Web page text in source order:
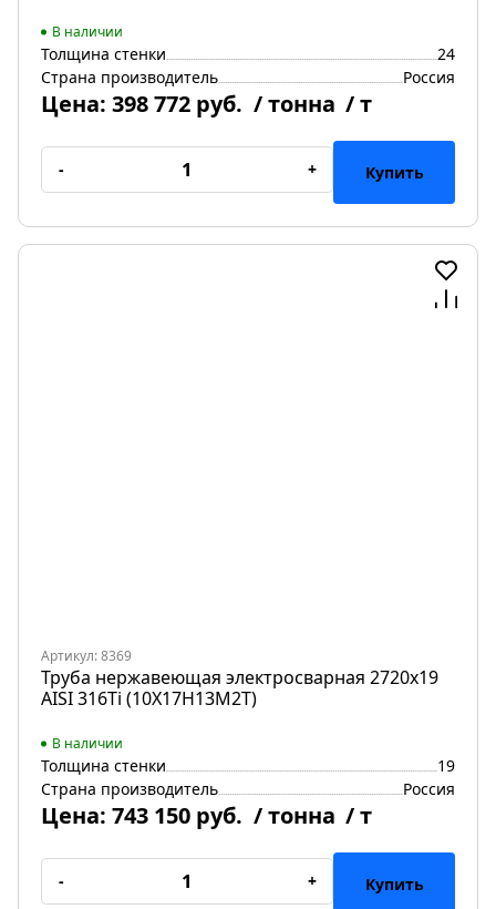
В наличии
Толщина стенки
24
Страна производитель
Россия
Цена: 398 772 руб. / тонна / т
- + Купить
Артикул: 8369
Труба нержавеющая электросварная 2720х19
AISI 316Ti (10Х17Н13М2Т)
В наличии
Толщина стенки
19
Страна производитель
Россия
Цена: 743 150 руб. / тонна / т
- + Купить